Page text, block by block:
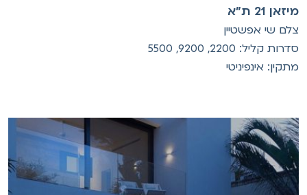
21 ת"א
שי אפשטיין
קליל: 2200, 9200, 5500
אינפיניטי